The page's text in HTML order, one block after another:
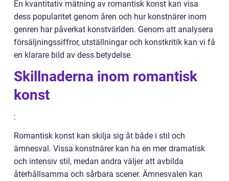
En kvantitativ mätning av romantisk konst kan visa
dess popularitet genom åren och hur konstnärer inom
genren har påverkat konstvärlden. Genom att analysera
försäljningssiffror, utställningar och konstkritik kan vi få
en klarare bild av dess betydelse.
Skillnaderna inom romantisk
konst
:
Romantisk konst kan skilja sig åt både i stil och
ämnesval. Vissa konstnärer kan ha en mer dramatisk
och intensiv stil, medan andra väljer att avbilda
återhållsamma och sårbara scener. Ämnesvalen kan